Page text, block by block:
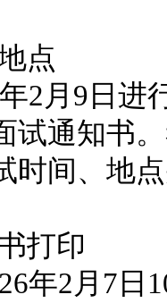
点
2月 9 日进
试通知书
时间、地
打印
年2月 7 日